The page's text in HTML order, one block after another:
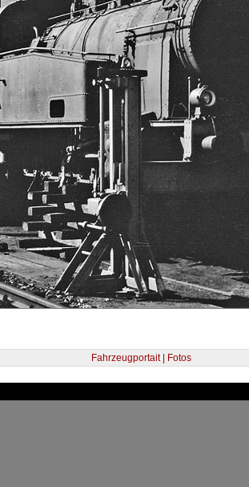
Fahrzeugportait | Fotos